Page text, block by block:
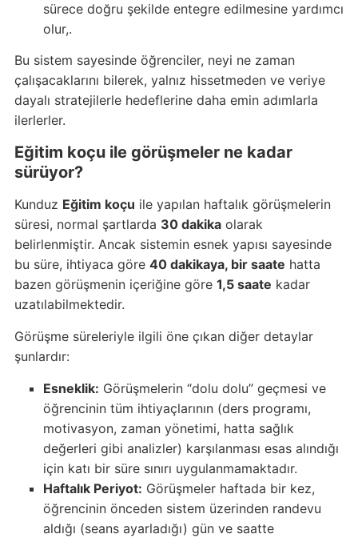
sürece doğru şekilde entegre edilmesine yardımcı
olur,.
Bu sistem sayesinde öğrenciler, neyi ne zaman
çalışacaklarını bilerek, yalnız hissetmeden ve veriye
dayalı stratejilerle hedeflerine daha emin adımlarla
ilerlerler.
Eğitim koçu ile görüşmeler ne kadar
sürüyor?
Kunduz Eğitim koçu ile yapılan haftalık görüşmelerin
süresi, normal şartlarda 30 dakikaolarak
belirlenmiştir. Ancak sistemin esnek yapısı sayesinde
bu süre, ihtiyaca göre 40 dakikaya, bir saate hatta
bazen görüşmenin içeriğine göre 1,5 saate kadar
uzatılabilmektedir.
Görüşme süreleriyle ilgili öne çıkan diğer detaylar
şunlardır:
Esneklik: Görüşmelerin “dolu dolu” geçmesi ve
öğrencinin tüm ihtiyaçlarının (ders programı,
motivasyon, zaman yönetimi, hatta sağlık
değerleri gibi analizler) karşılanması esas alındığı
için katı bir süre sınırı uygulanmamaktadır.
Haftalık Periyot: Görüşmeler haftada bir kez,
öğrencinin önceden sistem üzerinden randevu
aldığı (seans ayarladığı) gün ve saatte